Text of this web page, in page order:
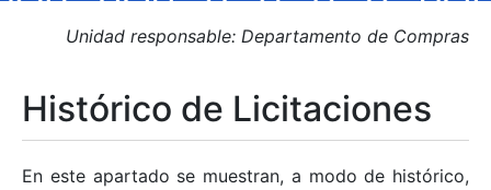
Mostrar/Ocultar
Unidad responsable: Departamento de Compras
Histórico de Licitaciones
En este apartado se muestran, a modo de histórico,